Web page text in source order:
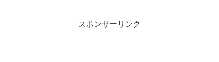
スポンサーリンク